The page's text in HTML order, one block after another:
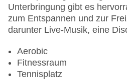
Unterbringung gibt es
zum Entspannen und zur
darunter Live-Musik, eine
Aerobic
Fitnessraum
Tennisplatz